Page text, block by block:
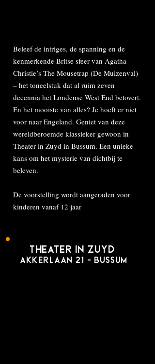
Beleef de intriges, de spanning en de
kenmerkende Britse sfeer van Agatha
Christie’s The Mousetrap (De Muizenval)
– het toneelstuk dat al ruim zeven
decennia het Londense West End betovert.
En het mooiste van alles? Je hoeft er niet
voor naar Engeland. Geniet van deze
wereldberoemde klassieker gewoon in
Theater in Zuyd in Bussum. Een unieke
kans om het mysterie van dichtbij te
beleven.
De voorstelling wordt aangeraden voor
kinderen vanaf 12 jaar
THEATER IN ZUYD
AKKERLAAN 21 - BUSSUM